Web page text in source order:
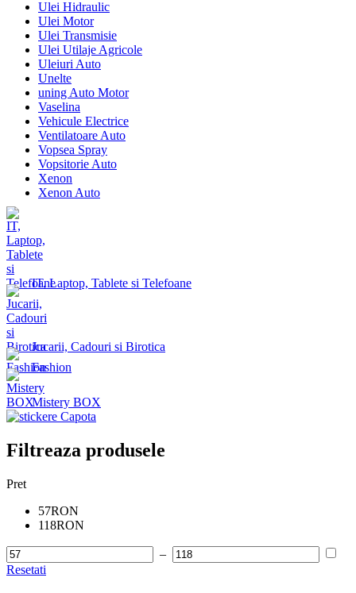
Ulei Hidraulic
Ulei Motor
Ulei Transmisie
Ulei Utilaje Agricole
Uleiuri Auto
Unelte
uning Auto Motor
Vaselina
Vehicule Electrice
Ventilatoare Auto
Vopsea Spray
Vopsitorie Auto
Xenon
Xenon Auto
IT, Laptop, Tablete si Telefoane
Jucarii, Cadouri si Birotica
Fashion
Mistery BOX
Filtreaza produsele
Pret
57RON
118RON
–
Resetati